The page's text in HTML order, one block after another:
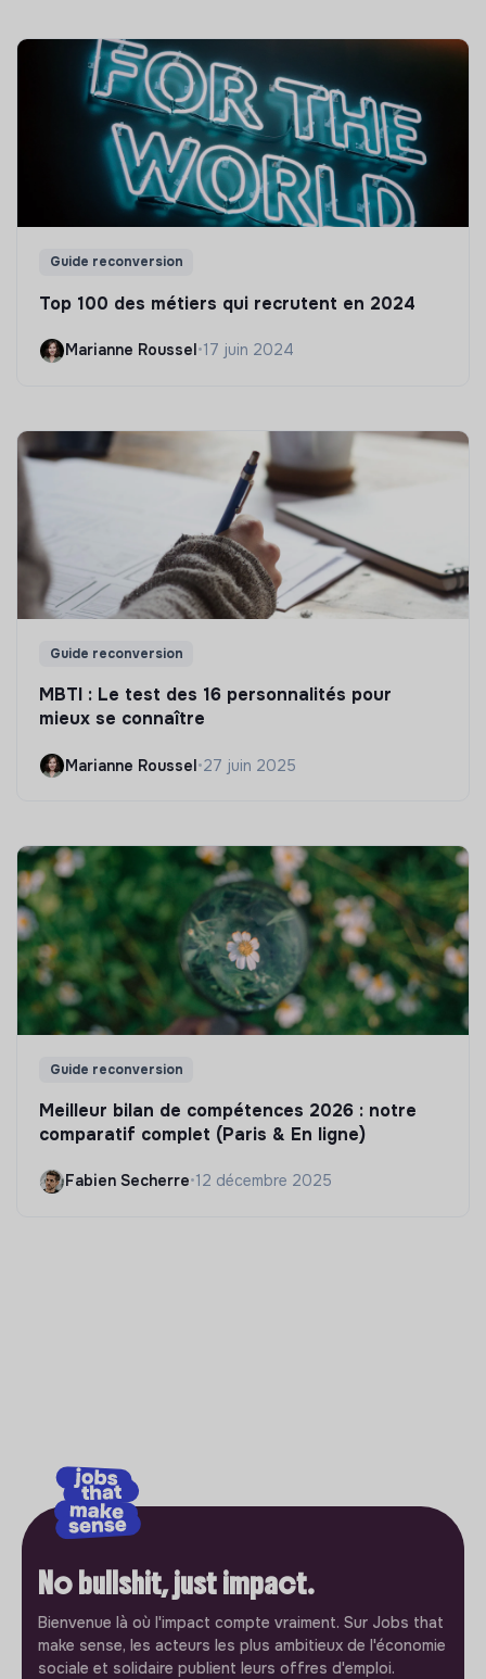
Guide reconversion
Top 100 des métiers qui recrutent en 2024
Marianne Roussel•17 juin 2024
Guide reconversion
MBTI : Le test des 16 personnalités pour
mieux se connaître
Marianne Roussel•27 juin 2025
Guide reconversion
Meilleur bilan de compétences 2026 : notre
comparatif complet (Paris & En ligne)
Fabien Secherre•12 décembre 2025
No bullshit, just impact.
Bienvenue là où l'impact compte vraiment. Sur Jobs that
make sense, les acteurs les plus ambitieux de l'économie
sociale et solidaire publient leurs offres d'emploi.